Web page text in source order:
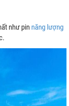
như pin năng lượng